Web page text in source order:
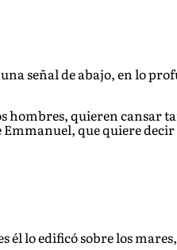
señal de abajo, en lo
hombres, quieren cansar
que quiere
lo edificó sobre los